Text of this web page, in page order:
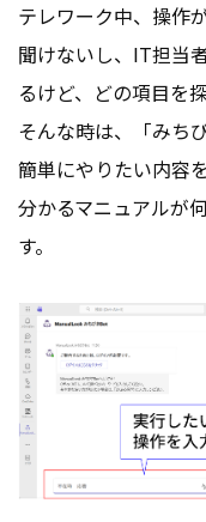
テレワーク中、操作
聞けないし、IT担当
るけど、どの項目を
そんな時は、「みち
簡単にやりたい内容
分かるマニュアルが
す。